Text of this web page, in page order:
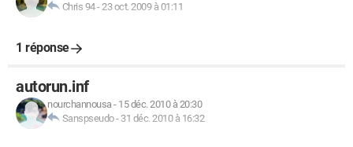
Chris 94-23 oct. 2009 à 01:11
1 réponse
autorun.inf
nourchannousa- 15 déc. 2010 à 20:30
Sanspseudo- 31 déc. 2010 à 16:32